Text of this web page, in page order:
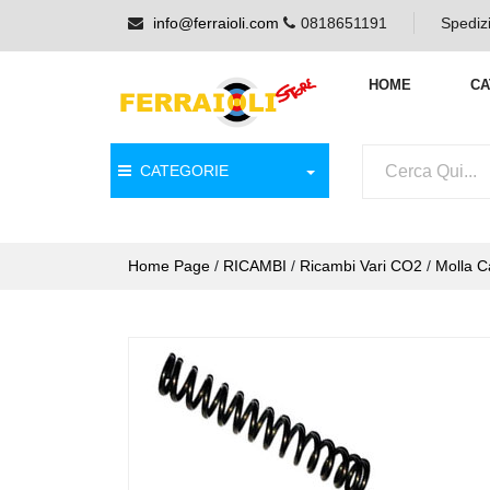
info@ferraioli.com 0818651191
HOME
CATEGORIE
Home Page / RICAMBI / Ricambi Vari CO2 / Molla